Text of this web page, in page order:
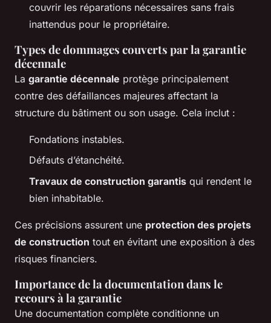
couvrir les réparations nécessaires sans frais
inattendus pour le propriétaire.
Types de dommages couverts par la garantie
décennale
La garantie décennale protège principalement
contre des défaillances majeures affectant la
structure du bâtiment ou son usage. Cela inclut :
Fondations instables.
Défauts d’étanchéité.
Travaux de construction garantis qui rendent le
bien inhabitable.
Ces précisions assurent une protection des projets
de construction tout en évitant une exposition à des
risques financiers.
Importance de la documentation dans le
recours à la garantie
Une documentation complète conditionne un